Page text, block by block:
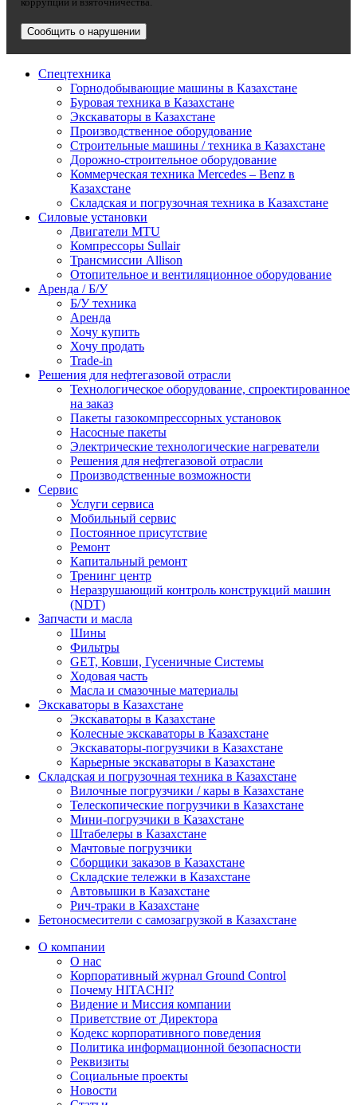
Сообщить о нарушении
Спецтехника
Горнодобывающие машины в Казахстане
Буровая техника в Казахстане
Экскаваторы в Казахстане
Производственное оборудование
Строительные машины / техника в Казахстане
Дорожно-строительное оборудование
Коммерческая техника Mercedes – Benz в
Казахстане
Складская и погрузочная техника в Казахстане
Силовые установки
Двигатели MTU
Компрессоры Sullair
Трансмиссии Allison
Отопительное и вентиляционное оборудование
Аренда / Б/У
Б/У техника
Аренда
Хочу купить
Хочу продать
Trade-in
Решения для нефтегазовой отрасли
Технологическое оборудование, спроектированное
на заказ
Пакеты газокомпрессорных установок
Насосные пакеты
Электрические технологические нагреватели
Решения для нефтегазовой отрасли
Производственные возможности
Сервис
Услуги сервиса
Мобильный сервис
Постоянное присутствие
Ремонт
Капитальный ремонт
Тренинг центр
Неразрушающий контроль конструкций машин
(NDT)
Запчасти и масла
Шины
Фильтры
GET, Ковши, Гусеничные Системы
Ходовая часть
Масла и смазочные материалы
Экскаваторы в Казахстане
Экскаваторы в Казахстане
Колесные экскаваторы в Казахстане
Экскаваторы-погрузчики в Казахстане
Карьерные экскаваторы в Казахстане
Складская и погрузочная техника в Казахстане
Вилочные погрузчики / кары в Казахстане
Телескопические погрузчики в Казахстане
Мини-погрузчики в Казахстане
Штабелеры в Казахстане
Мачтовые погрузчики
Сборщики заказов в Казахстане
Складские тележки в Казахстане
Автовышки в Казахстане
Рич-траки в Казахстане
Бетоносмесители с самозагрузкой в Казахстане
О компании
О нас
Корпоративный журнал Ground Control
Почему HITACHI?
Видение и Миссия компании
Приветствие от Директора
Кодекс корпоративного поведения
Политика информационной безопасности
Реквизиты
Социальные проекты
Новости